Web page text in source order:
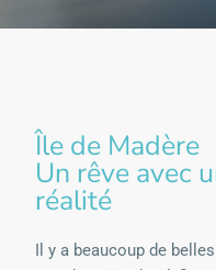
Île de Madère
Un rêve avec
réalité
Il y a beaucoup de